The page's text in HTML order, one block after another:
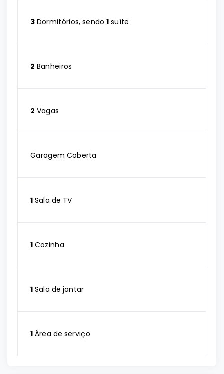
3 Dormitórios, sendo1 suíte
2 Banheiros
2 Vagas
Garagem Coberta
1 Sala de TV
1 Cozinha
1 Sala de jantar
1 Área de serviço